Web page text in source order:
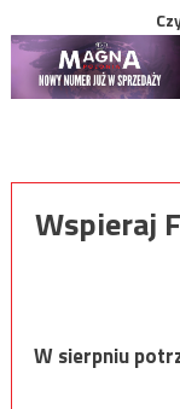
Wspieraj
W sierpniu